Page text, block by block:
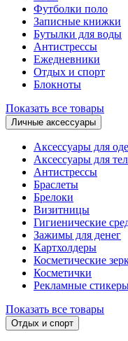
Футболки поло
Записные книжки
Бутылки для воды
Антистрессы
Ежедневники
Отдых и спорт
Блокноты
Показать все товары
Личные аксессуары
Аксессуары для
Аксессуары для
Антистрессы
Браслеты
Брелоки
Визитницы
Гигиенические
Зажимы для денег
Картхолдеры
Косметические
Косметички
Рекламные
Показать все товары
Отдых и спорт